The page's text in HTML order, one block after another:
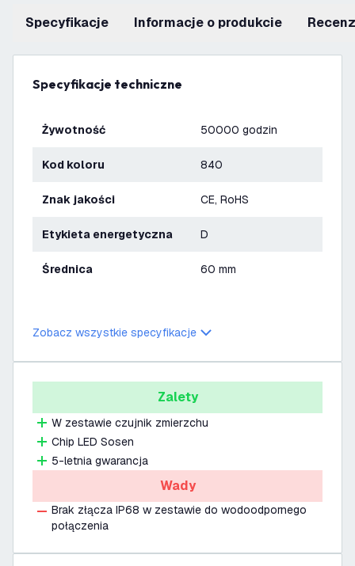
Specyfikacje informacje o produkcie
Specyfikacje techniczne
Żywotność 50000 godzin
Kod koloru 840
Znak jakości CE, RoHS
Etykieta energetyczna D
Średnica 60 mm
Zobacz wszystkie specyfikacje
Zalety
W zestawie czujnik zmierzchu
Chip LED Sosen
5-letnia gwarancja
Wady
Brak złącza IP68 w zestawie do wodoodpornego
połączenia